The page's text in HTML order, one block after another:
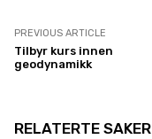
PREVIOUS ARTICLE
Tilbyr kurs innen
geodynamikk
RELATERTE SAKER